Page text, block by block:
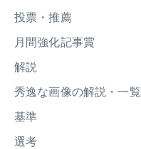
投票・推薦
月間強化記事賞
解説
秀逸な画像の解説・一覧
基準
選考